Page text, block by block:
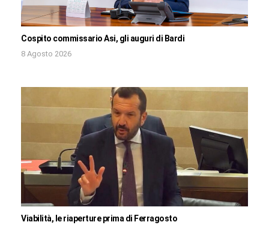
Cospito commissario Asi, gli auguri di Bardi
8 Agosto 2026
Viabilità, le riaperture prima di Ferragosto